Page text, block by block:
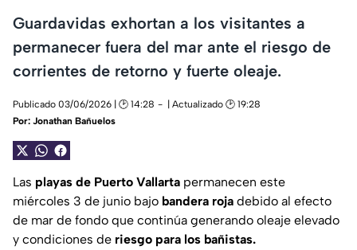
Guardavidas exhortan a los visitantes a
permanecer fuera del mar ante el riesgo de
corrientes de retorno y fuerte oleaje.
Publicado 03/06/2026 | 🕑 14:28
| Actualizado 🕑 19:28
Por: Jonathan Bañuelos
Las playas de Puerto Vallarta permanecen este
miércoles 3 de junio bajo bandera roja debido al efecto
de mar de fondo que continúa generando oleaje elevado
y condiciones de riesgo para los bañistas.